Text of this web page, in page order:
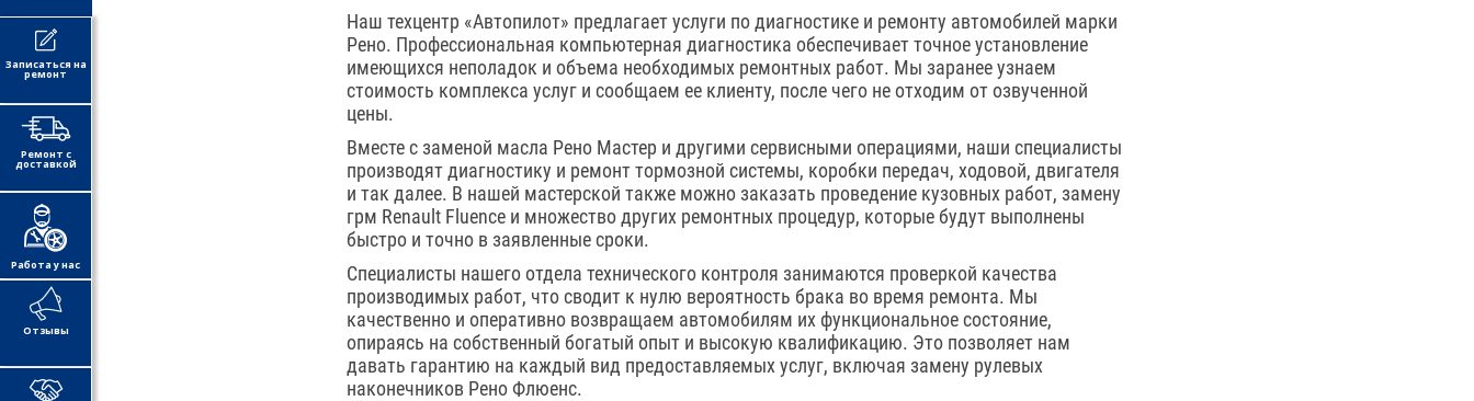
Наш техцентр «Автопилот» предлагает услуги по диагностике и ремонту автомобилей марки
Рено. Профессиональная компьютерная диагностика обеспечивает точное установление
имеющихся неполадок и объема необходимых ремонтных работ. Мы заранее узнаем
стоимость комплекса услуг и сообщаем ее клиенту, после чего не отходим от озвученной
цены.
Вместе с заменой масла Рено Мастер и другими сервисными операциями, наши специалисты
производят диагностику и ремонт тормозной системы, коробки передач, ходовой, двигателя
и так далее. В нашей мастерской также можно заказать проведение кузовных работ, замену
грм Renault Fluence и множество других ремонтных процедур, которые будут выполнены
быстро и точно в заявленные сроки.
Специалисты нашего отдела технического контроля занимаются проверкой качества
производимых работ, что сводит к нулю вероятность брака во время ремонта. Мы
качественно и оперативно возвращаем автомобилям их функциональное состояние,
опираясь на собственный богатый опыт и высокую квалификацию. Это позволяет нам
давать гарантию на каждый вид предоставляемых услуг, включая замену рулевых
наконечников Рено Флюенс.
Записаться на
ремонт
Ремонт с
доставкой
Работа у нас
Отзывы